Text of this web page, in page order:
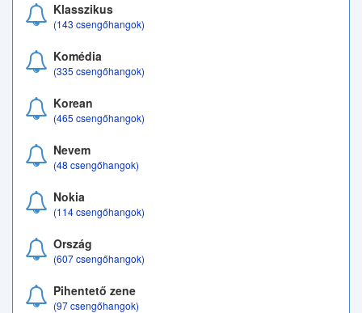
Klasszikus
(143 csengőhangok)
Komédia
(335 csengőhangok)
Korean
(465 csengőhangok)
Nevem
(48 csengőhangok)
Nokia
(114 csengőhangok)
Ország
(607 csengőhangok)
Pihentető zene
(97 csengőhangok)